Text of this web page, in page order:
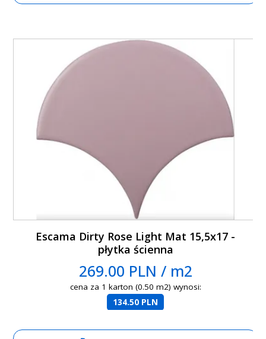
Escama Dirty Rose Light Mat 15,5x17 -
płytka ścienna
269.00 PLN / m2
cena za 1 karton (0.50 m2) wynosi:
134.50 PLN